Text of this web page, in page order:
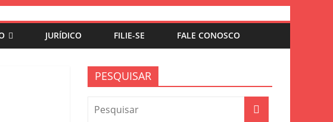
JURÍDICO FILIE-SE FALE CONOSCO
PESQUISAR